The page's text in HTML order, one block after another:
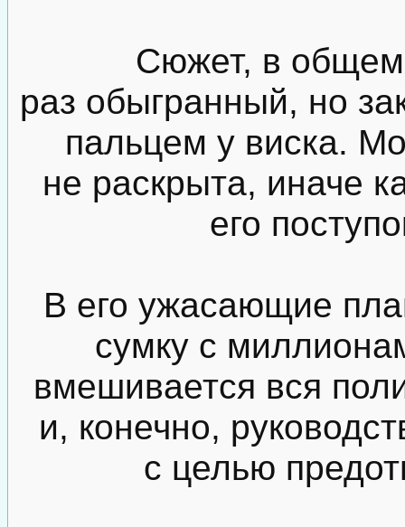
Сюжет, в
раз обыгранный, но
пальцем у виска.
не раскрыта, иначе
его
В его ужасающие
сумку с
вмешивается вся
и, конечно,
с целью